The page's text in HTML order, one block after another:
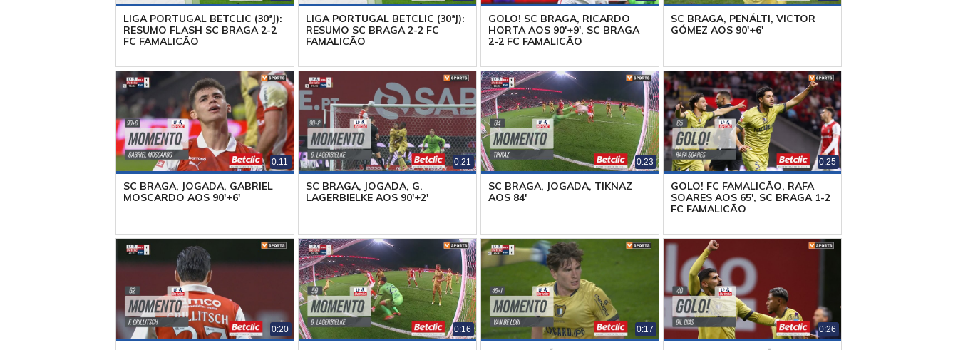
LIGA PORTUGAL BETCLIC (30ªJ):
RESUMO FLASH SC BRAGA 2-2
FC FAMALICÃO
LIGA PORTUGAL BETCLIC (30ªJ):
RESUMO SC BRAGA 2-2 FC
FAMALICÃO
GOLO! SC BRAGA, RICARDO
HORTA AOS 90'+9', SC BRAGA
2-2 FC FAMALICÃO
SC BRAGA, PENÁLTI, VICTOR
GÓMEZ AOS 90'+6'
0:11
SC BRAGA, JOGADA, GABRIEL
MOSCARDO AOS 90'+6'
0:21
SC BRAGA, JOGADA, G.
LAGERBIELKE AOS 90'+2'
0:23
SC BRAGA, JOGADA, TIKNAZ
AOS 84'
0:25
GOLO! FC FAMALICÃO, RAFA
SOARES AOS 65', SC BRAGA 1-2
FC FAMALICÃO
0:20 0:16 0:17 0:26